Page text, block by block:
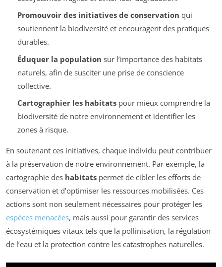
Promouvoir des initiatives de conservation qui
soutiennent la biodiversité et encouragent des pratiques
durables.
Éduquer la population sur l’importance des habitats
naturels, afin de susciter une prise de conscience
collective.
Cartographier les habitatspour mieux comprendre la
biodiversité de notre environnement et identifier les
zones à risque.
En soutenant ces initiatives, chaque individu peut contribuer
à la préservation de notre environnement. Par exemple, la
cartographie des habitats permet de cibler les efforts de
conservation et d’optimiser les ressources mobilisées. Ces
actions sont non seulement nécessaires pour protéger les
espèces menacées, mais aussi pour garantir des services
écosystémiques vitaux tels que la pollinisation, la régulation
de l’eau et la protection contre les catastrophes naturelles.